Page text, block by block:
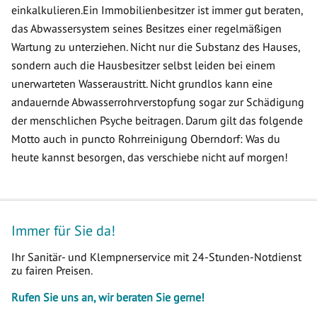
einkalkulieren.Ein Immobilienbesitzer ist immer gut beraten,
das Abwassersystem seines Besitzes einer regelmäßigen
Wartung zu unterziehen. Nicht nur die Substanz des Hauses,
sondern auch die Hausbesitzer selbst leiden bei einem
unerwarteten Wasseraustritt. Nicht grundlos kann eine
andauernde Abwasserrohrverstopfung sogar zur Schädigung
der menschlichen Psyche beitragen. Darum gilt das folgende
Motto auch in puncto Rohrreinigung Oberndorf: Was du
heute kannst besorgen, das verschiebe nicht auf morgen!
Immer für Sie da!
Ihr Sanitär- und Klempnerservice mit 24-Stunden-Notdienst
zu fairen Preisen.
Rufen Sie uns an, wir beraten Sie gerne!